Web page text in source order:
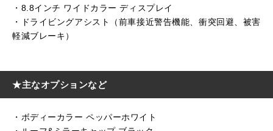
・8.8インチ ワイドカラー ディスプレイ
・ドライビングアシスト（前車接近警告機能、衝突回避、被害
軽減ブレーキ）
★主なオプションなど
・ボディーカラー ペッパーホワイト